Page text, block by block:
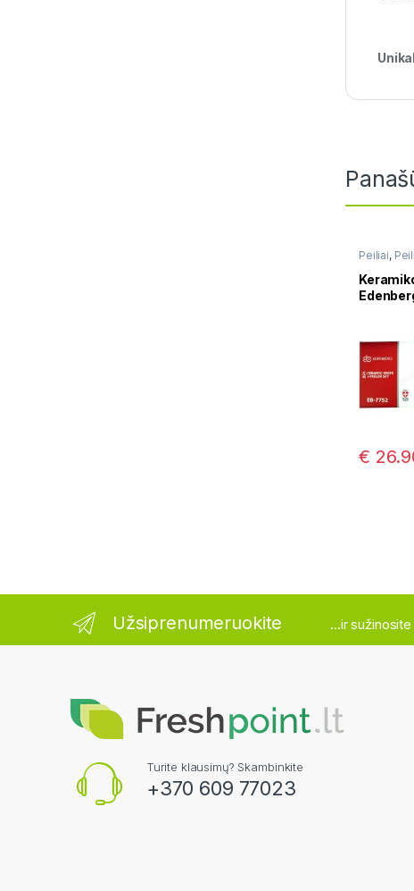
Peiliai,
€
Užsiprenumeruokite ...ir
Turite klausimų? Skambinkite
+370 609 77023